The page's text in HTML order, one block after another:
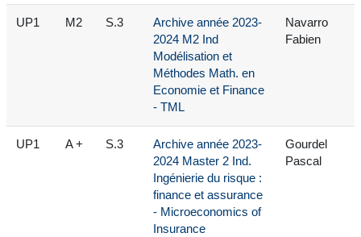
UP1 M2 S.3
Archive année 2023-
2024 M2 Ind
Modélisation et
Méthodes Math. en
Economie et Finance
- TML
Navarro
Fabien
UP1 A + S.3
Archive année 2023-
2024 Master 2 Ind.
Ingénierie du risque :
finance et assurance
- Microeconomics of
Insurance
Gourdel
Pascal